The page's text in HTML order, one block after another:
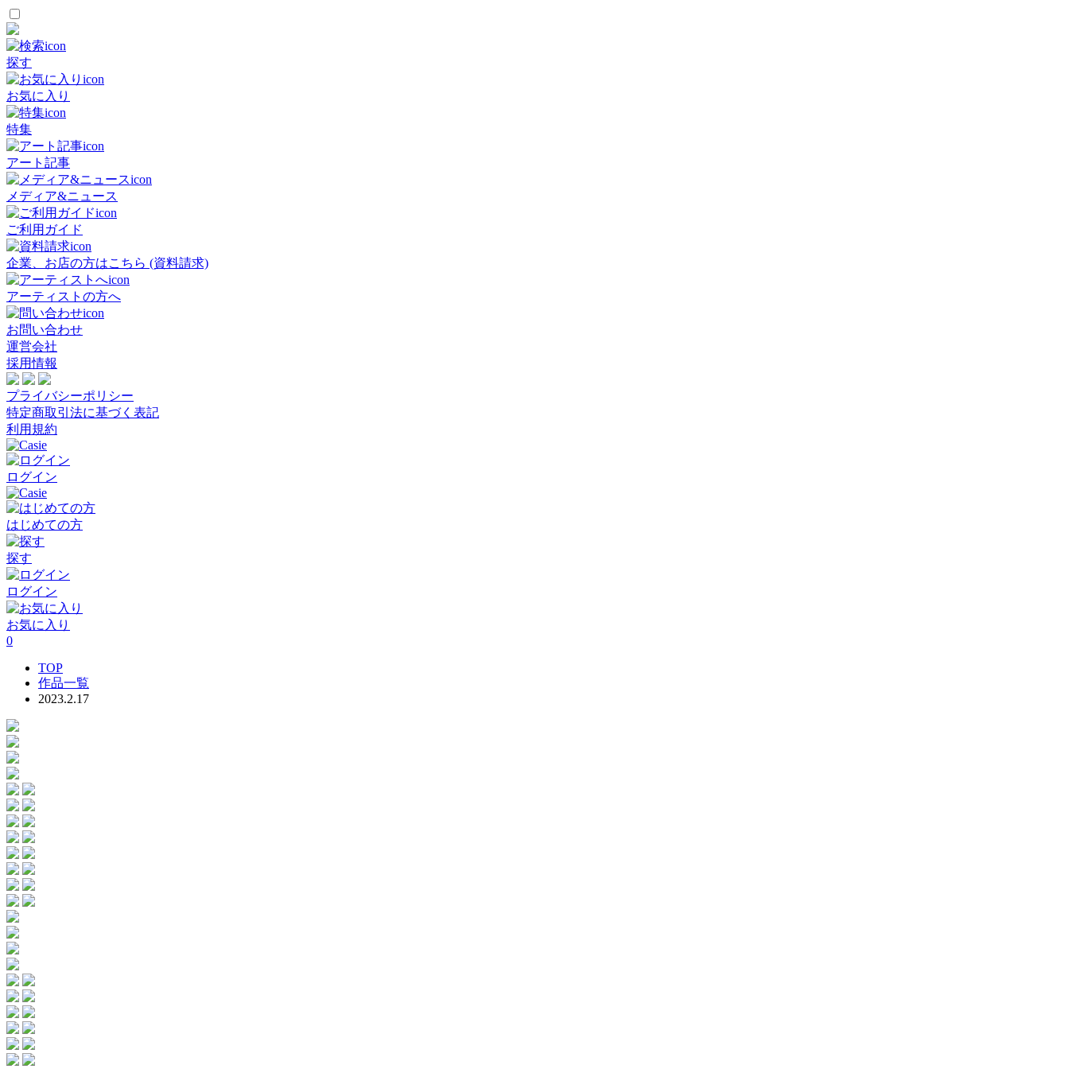
探す
お気に入り
特集
アート記事
メディア&ニュース
ご利用ガイド
企業、お店の方はこちら (資料請求)
アーティストの方へ
お問い合わせ
運営会社
採用情報
プライバシーポリシー
特定商取引法に基づく表記
利用規約
ログイン
はじめての方
探す
ログイン
お気に入り
0
TOP
作品一覧
2023.2.17